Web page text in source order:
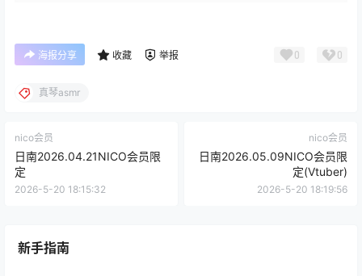
海报分享 收藏 举报 0 0
真琴asmr
nico会员
日南2026.04.21NICO会员限
定
2026-5-20 18:15:32
nico会员
日南2026.05.09NICO会员限
定(Vtuber)
2026-5-20 18:19:56
新手指南